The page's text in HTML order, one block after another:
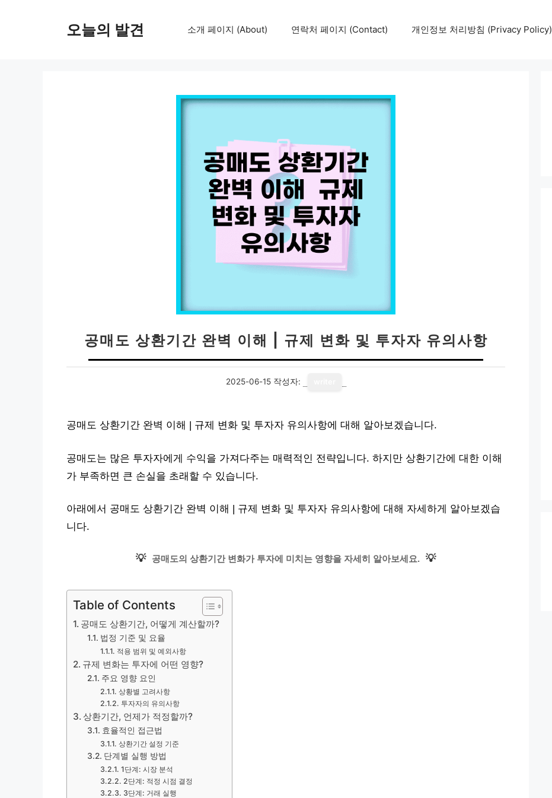
오늘의 발견 소개 페이지 (About) 연락처 페이지 (Contact) 개인정보 처리방침 (Privacy Policy)
공매도 상환기간 완벽 이해 | 규제 변화 및 투자자 유의사항
2025-06-15 작성자:
공매도 상환기간 완벽 이해 | 규제 변화 및 투자자 유의사항에 대해 알아보겠습니다.
공매도는 많은 투자자에게 수익을 가져다주는 매력적인 전략입니다. 하지만 상환기간에 대한 이해
가 부족하면 큰 손실을 초래할 수 있습니다.
아래에서 공매도 상환기간 완벽 이해 | 규제 변화 및 투자자 유의사항에 대해 자세하게 알아보겠습
니다.
💡 공매도의 상환기간 변화가 투자에 미치는 영향을 자세히 알아보세요. 💡
Table of Contents
공매도 상환기간, 어떻게 계산할까?
법정 기준 및 요율
적용 범위 및 예외사항
규제 변화는 투자에 어떤 영향?
주요 영향 요인
상황별 고려사항
투자자의 유의사항
상환기간, 언제가 적정할까?
효율적인 접근법
상환기간 설정 기준
단계별 실행 방법
1단계: 시장 분석
2단계: 적정 시점 결정
3단계: 거래 실행